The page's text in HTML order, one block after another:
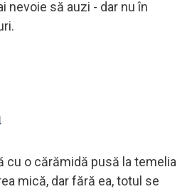
nevoie să auzi - dar nu în
cu o cărămidă pusă la temelia
mică, dar fără ea, totul se